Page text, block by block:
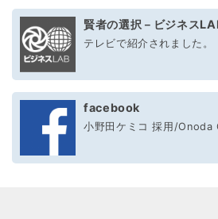
賢者の選択－ビジネス
テレビで紹介されました。
facebook
小野田ケミコ 採用/